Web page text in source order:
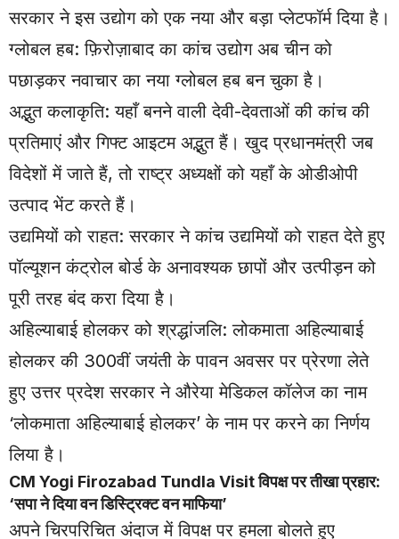
सरकार ने इस उद्योग को एक नया और बड़ा प्लेटफॉर्म दिया है।
ग्लोबल हब: फ़िरोज़ाबाद का कांच उद्योग अब चीन को
पछाड़कर नवाचार का नया ग्लोबल हब बन चुका है।
अद्भुत कलाकृति: यहाँ बनने वाली देवी-देवताओं की कांच की
प्रतिमाएं और गिफ्ट आइटम अद्भुत हैं। खुद प्रधानमंत्री जब
विदेशों में जाते हैं, तो राष्ट्र अध्यक्षों को यहाँ के ओडीओपी
उत्पाद भेंट करते हैं।
उद्यमियों को राहत: सरकार ने कांच उद्यमियों को राहत देते हुए
पॉल्यूशन कंट्रोल बोर्ड के अनावश्यक छापों और उत्पीड़न को
पूरी तरह बंद करा दिया है।
अहिल्याबाई होलकर को श्रद्धांजलि: लोकमाता अहिल्याबाई
होलकर की 300वीं जयंती के पावन अवसर पर प्रेरणा लेते
हुए उत्तर प्रदेश सरकार ने औरेया मेडिकल कॉलेज का नाम
‘लोकमाता अहिल्याबाई होलकर’ के नाम पर करने का निर्णय
लिया है।
CM Yogi Firozabad Tundla Visit विपक्ष पर तीखा प्रहार:
‘सपा ने दिया वन डिस्ट्रिक्ट वन माफिया’
अपने चिरपरिचित अंदाज में विपक्ष पर हमला बोलते हुए